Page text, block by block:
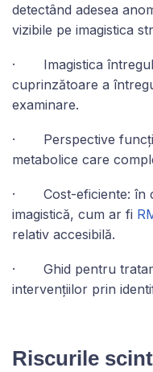
detectând adesea
vizibile pe imagistica
· Imagistica
cuprinzătoare a
examinare.
· Perspective
metabolice care
· Cost-eficiente: în
imagistică, cum ar fi
relativ accesibilă.
· Ghid pentru
intervențiilor prin
Riscurile